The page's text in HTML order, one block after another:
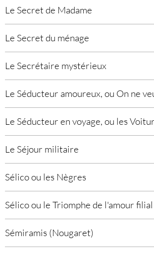
Le Secret de Madame
Le Secret du ménage
Le Secrétaire mystérieux
Le Séducteur amoureux, ou On ne
Le Séducteur en voyage, ou les
Le Séjour militaire
Sélico ou les Nègres
Sélico ou le Triomphe de l'amour filial
Sémiramis (Nougaret)